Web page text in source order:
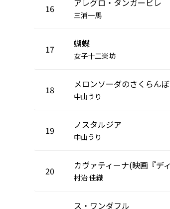
16
三浦一馬
17 蝴蝶
女子十二楽坊
18 メロンソーダのさくらんぼ
中山うり
19 ノスタルジア
中山うり
20
村治 佳織
ス・ワンダフル